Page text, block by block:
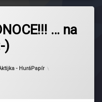
… na
)
31 března, 2013
- HuráPapír